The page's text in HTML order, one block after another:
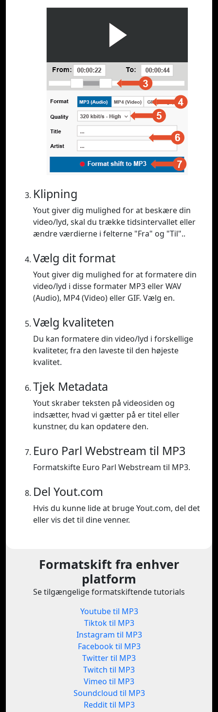
Klipning
Yout giver dig mulighed for at beskære din
video/lyd, skal du trække tidsintervallet eller
ændre værdierne i felterne "Fra" og "Til"..
Vælg dit format
Yout giver dig mulighed for at formatere din
video/lyd i disse formater MP3 eller WAV
(Audio), MP4 (Video) eller GIF. Vælg en.
Vælg kvaliteten
Du kan formatere din video/lyd i forskellige
kvaliteter, fra den laveste til den højeste
kvalitet.
Tjek Metadata
Yout skraber teksten på videosiden og
indsætter, hvad vi gætter på er titel eller
kunstner, du kan opdatere den.
Euro Parl Webstream til MP3
Formatskifte Euro Parl Webstream til MP3.
Del Yout.com
Hvis du kunne lide at bruge Yout.com, del det
eller vis det til dine venner.
Formatskift fra enhver
platform
Se tilgængelige formatskiftende tutorials
Youtube til MP3
Tiktok til MP3
Instagram til MP3
Facebook til MP3
Twitter til MP3
Twitch til MP3
Vimeo til MP3
Soundcloud til MP3
Reddit til MP3